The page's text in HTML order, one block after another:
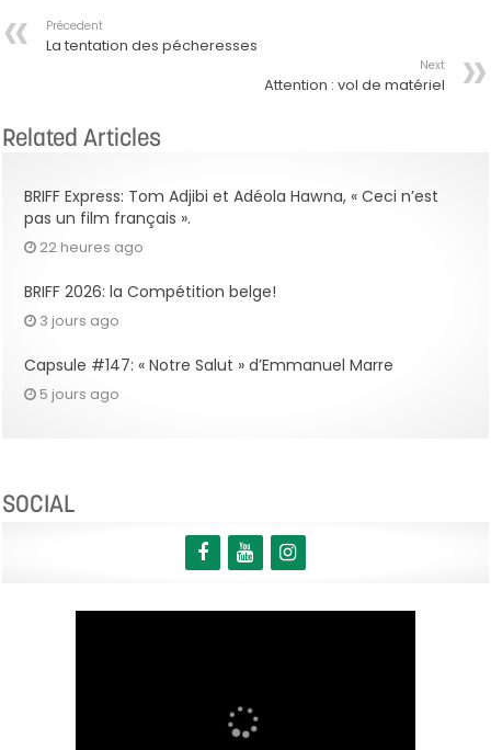
Précedent
La tentation des pécheresses
Next
Attention : vol de matériel
Related Articles
BRIFF Express: Tom Adjibi et Adéola Hawna, « Ceci n’est
pas un film français ».
22 heures ago
BRIFF 2026: la Compétition belge!
3 jours ago
Capsule #147: « Notre Salut » d’Emmanuel Marre
5 jours ago
SOCIAL